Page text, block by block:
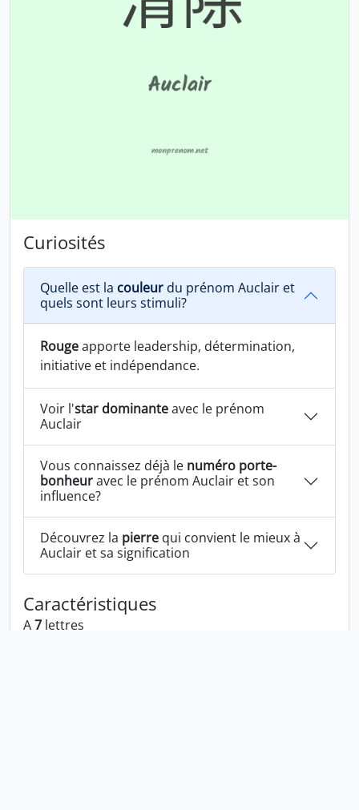
Curiosités
Quelle est la couleur du prénom Auclair et
quels sont leurs stimuli?
Rougeapporte leadership, détermination,
initiative et indépendance.
Voir l'star dominanteavec le prénom
Auclair
Vous connaissez déjà le numéro porte-
bonheuravec le prénom Auclair et son
influence?
Découvrez la pierre qui convient le mieux à
Auclair et sa signification
Caractéristiques
A7 lettres